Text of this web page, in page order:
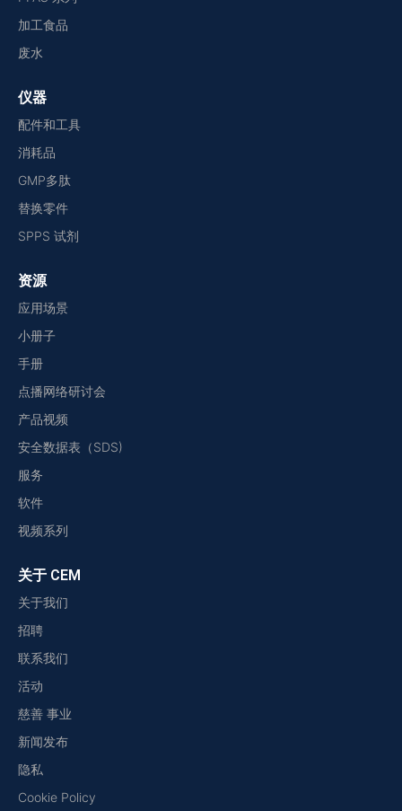
加工食品
废水
仪器
配件和工具
消耗品
GMP多肽
替换零件
SPPS 试剂
资源
应用场景
小册子
手册
点播网络研讨会
产品视频
安全数据表（SDS)
服务
软件
视频系列
关于 CEM
关于我们
招聘
联系我们
活动
慈善 事业
新闻发布
隐私
Cookie Policy